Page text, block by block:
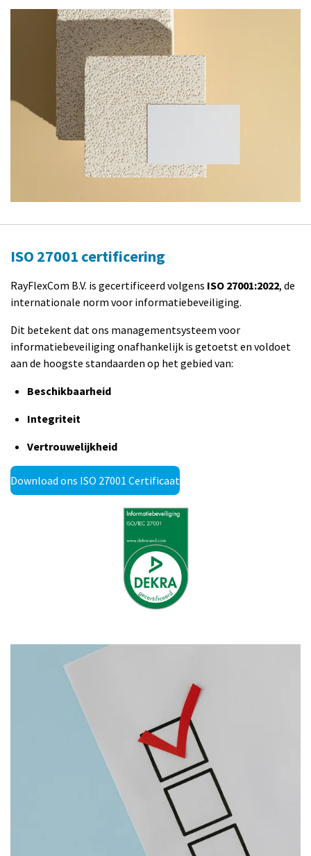
ISO 27001 certificering
RayFlexCom B.V. is gecertificeerd volgens ISO 27001:2022, de
internationale norm voor informatiebeveiliging.
Dit betekent dat ons managementsysteem voor
informatiebeveiliging onafhankelijk is getoetst en voldoet
aan de hoogste standaarden op het gebied van:
Beschikbaarheid
Integriteit
Vertrouwelijkheid
Download ons ISO 27001 Certificaat